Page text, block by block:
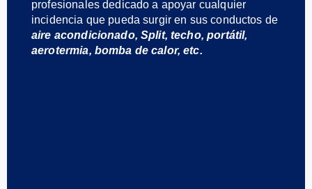
profesionales dedicado a apoyar cualquier
incidencia que pueda surgir en sus conductos de
aire acondicionado, Split, techo, portátil,
aerotermia, bomba de calor, etc.